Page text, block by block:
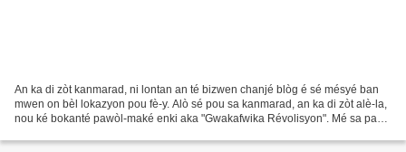
An ka di zòt kanmarad, ni lontan an té bizwen chanjé blòg é sé mésyé ban
mwen on bèl lokazyon pou fè-y. Alò sé pou sa kanmarad, an ka di zòt alè-la,
nou ké bokanté pawòl-maké enki aka "Gwakafwika Révolisyon". Mé sa pa